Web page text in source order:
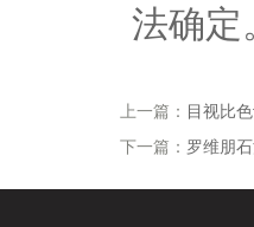
法确定
上一篇： 目视比
下一篇： 罗维朋